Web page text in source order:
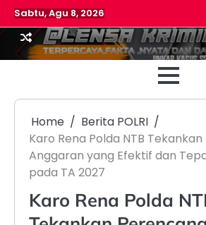
Skip
to
content
Sabtu, Agu 8, 2026
Home
Berita POLRI
Karo Rena Polda NTB
Anggaran yang Efektif dan
pada TA 2027
Karo Rena Polda